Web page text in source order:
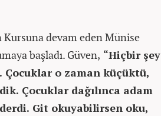
devam eden Münise
başladı. Güven, “Hiçbir şey
o zaman küçüktü,
Çocuklar dağılınca adam
Git okuyabilirsen oku,